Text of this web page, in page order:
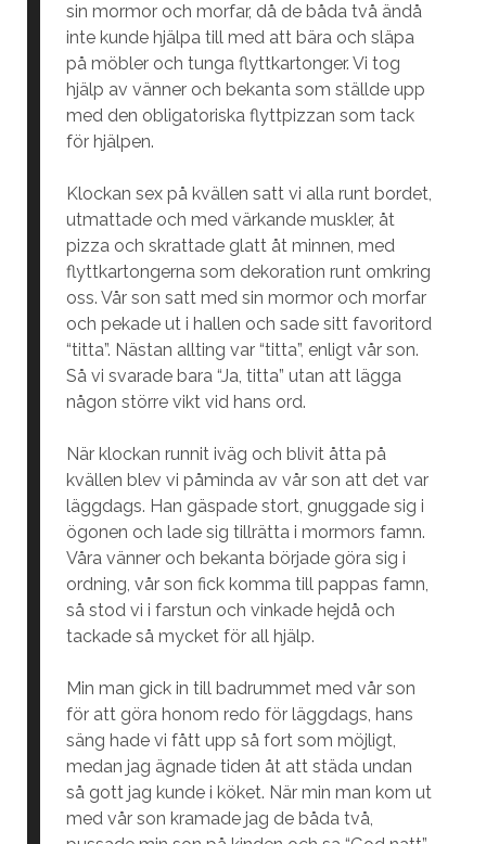
sin mormor och morfar, då de båda två ändå
inte kunde hjälpa till med att bära och släpa
på möbler och tunga flyttkartonger. Vi tog
hjälp av vänner och bekanta som ställde upp
med den obligatoriska flyttpizzan som tack
för hjälpen.
Klockan sex på kvällen satt vi alla runt bordet,
utmattade och med värkande muskler, åt
pizza och skrattade glatt åt minnen, med
flyttkartongerna som dekoration runt omkring
oss. Vår son satt med sin mormor och morfar
och pekade ut i hallen och sade sitt favoritord
“titta”. Nästan allting var “titta”, enligt vår son.
Så vi svarade bara “Ja, titta” utan att lägga
någon större vikt vid hans ord.
När klockan runnit iväg och blivit åtta på
kvällen blev vi påminda av vår son att det var
läggdags. Han gäspade stort, gnuggade sig i
ögonen och lade sig tillrätta i mormors famn.
Våra vänner och bekanta började göra sig i
ordning, vår son fick komma till pappas famn,
så stod vi i farstun och vinkade hejdå och
tackade så mycket för all hjälp.
Min man gick in till badrummet med vår son
för att göra honom redo för läggdags, hans
säng hade vi fått upp så fort som möjligt,
medan jag ägnade tiden åt att städa undan
så gott jag kunde i köket. När min man kom ut
med vår son kramade jag de båda två,